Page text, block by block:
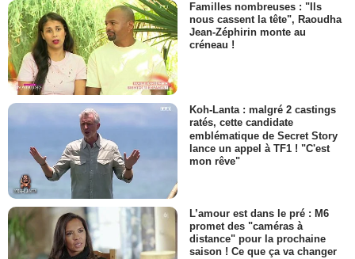
Familles nombreuses : "Ils
nous cassent la tête", Raoudha
Jean-Zéphirin monte au
créneau !
Koh-Lanta : malgré 2 castings
ratés, cette candidate
emblématique de Secret Story
lance un appel à TF1 ! "C'est
mon rêve"
L’amour est dans le pré : M6
promet des "caméras à
distance" pour la prochaine
saison ! Ce que ça va changer